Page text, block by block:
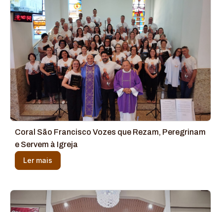
Coral São Francisco Vozes que Rezam, Peregrinam
e Servem à Igreja
Ler mais